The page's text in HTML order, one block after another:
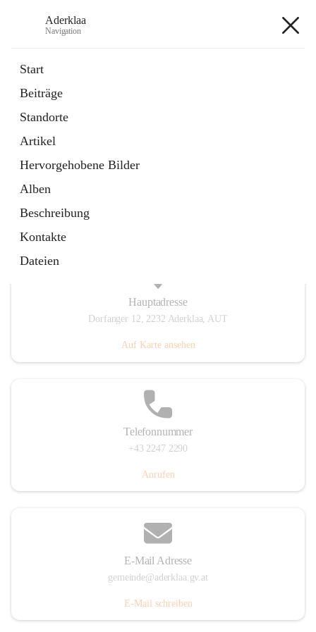
Aderklaa
Navigation
Start
Beiträge
Standorte
Artikel
Hervorgehobene Bilder
Alben
Beschreibung
Kontakte
Dateien
6 Schnellzugriffe
Gemeinde
3 Schnellzugriffe
Hauptadresse
Dorfanger 12, 2232 Aderklaa, AUT
Auf Karte ansehen
Telefonnummer
+43 2247 2290
Anrufen
E-Mail Adresse
gemeinde@aderklaa.gv.at
E-Mail schreiben